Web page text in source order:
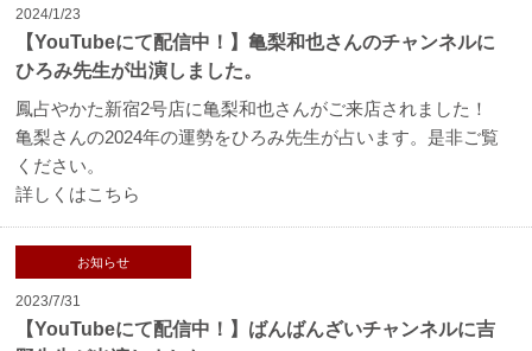
2024/1/23
【YouTubeにて配信中！】亀梨和也さんのチャンネルに
ひろみ先生が出演しました。
鳳占やかた新宿2号店に亀梨和也さんがご来店されました！
亀梨さんの2024年の運勢をひろみ先生が占います。是非ご覧
ください。
詳しくはこちら
お知らせ
2023/7/31
【YouTubeにて配信中！】ばんばんざいチャンネルに吉